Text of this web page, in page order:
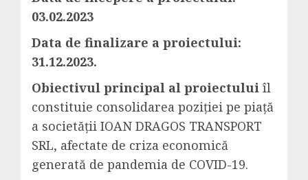
03.02.2023
Data de finalizare a proiectului:
31.12.2023.
Obiectivul principal al proiectului îl
constituie consolidarea poziției pe piață
a societății IOAN DRAGOS TRANSPORT
SRL, afectate de criza economică
generată de pandemia de COVID-19.